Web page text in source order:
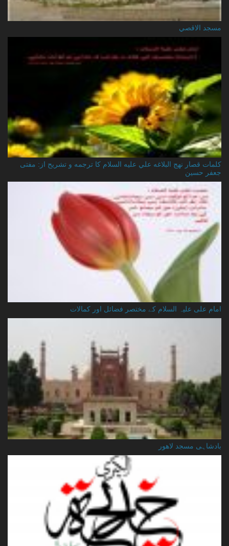
مسجد الاقصي
کلمات قصار نهج البلاغه علي عليه السلام کا ترجمه و تشریح از: مفتی
جعفر حسین
امام علی علیہ السلام کے مختصر فضائل اور کمالات
بادشاہی مسجد لاهور